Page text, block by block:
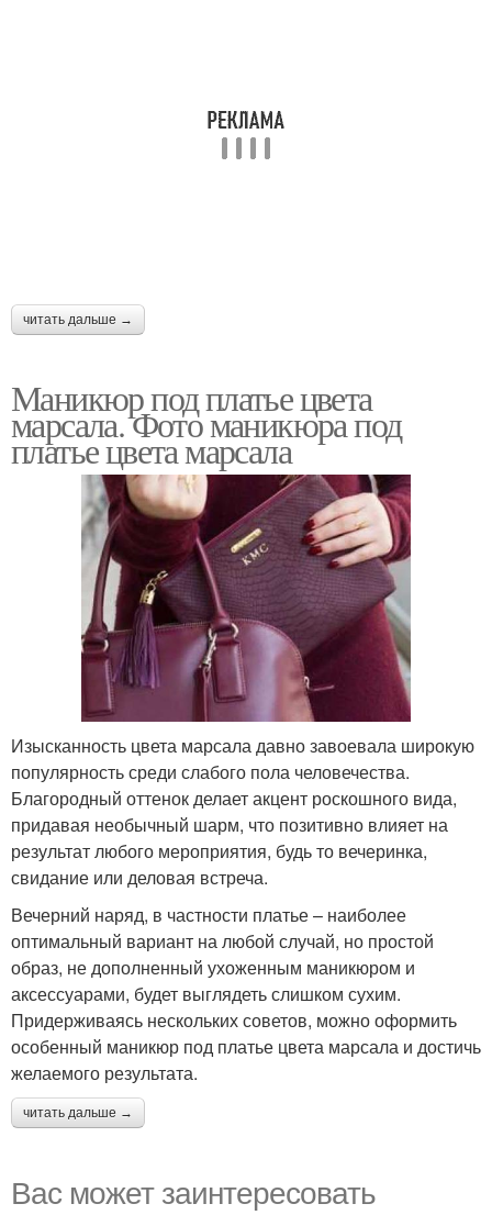
читать дальше →
Маникюр под платье цвета
марсала. Фото маникюра под
платье цвета марсала
Изысканность цвета марсала давно завоевала широкую
популярность среди слабого пола человечества.
Благородный оттенок делает акцент роскошного вида,
придавая необычный шарм, что позитивно влияет на
результат любого мероприятия, будь то вечеринка,
свидание или деловая встреча.
Вечерний наряд, в частности платье – наиболее
оптимальный вариант на любой случай, но простой
образ, не дополненный ухоженным маникюром и
аксессуарами, будет выглядеть слишком сухим.
Придерживаясь нескольких советов, можно оформить
особенный маникюр под платье цвета марсала и достичь
желаемого результата.
читать дальше →
Вас может заинтересовать